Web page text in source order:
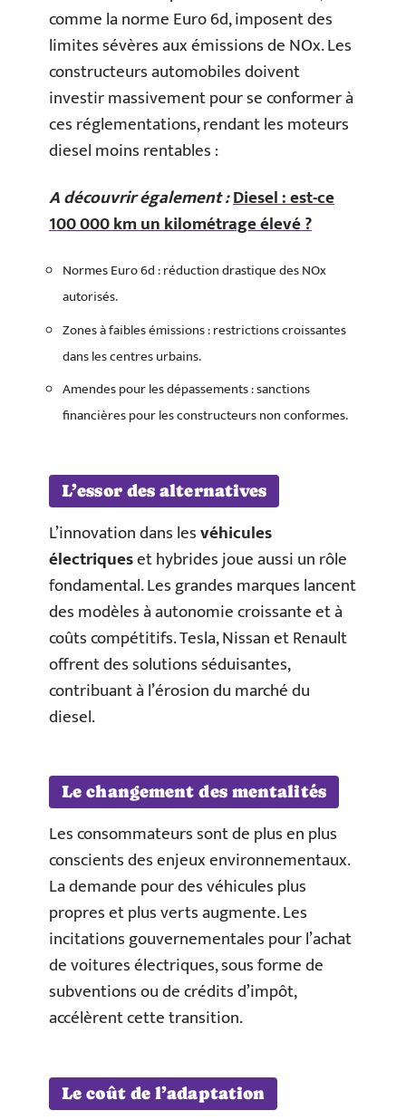
comme la norme Euro 6d, imposent des
limites sévères aux émissions de NOx. Les
constructeurs automobiles doivent
investir massivement pour se conformer à
ces réglementations, rendant les moteurs
diesel moins rentables :
A découvrir également :Diesel : est-ce
100 000 km un kilométrage élevé ?
Normes Euro 6d : réduction drastique des NOx
autorisés.
Zones à faibles émissions : restrictions croissantes
dans les centres urbains.
Amendes pour les dépassements : sanctions
financières pour les constructeurs non conformes.
L’essor des alternatives
L’innovation dans lesvéhicules
électriqueset hybrides joue aussi un rôle
fondamental. Les grandes marques lancent
des modèles à autonomie croissante et à
coûts compétitifs. Tesla, Nissan et Renault
offrent des solutions séduisantes,
contribuant à l’érosion du marché du
diesel.
Le changement des mentalités
Les consommateurs sont de plus en plus
conscients des enjeux environnementaux.
La demande pour des véhicules plus
propres et plus verts augmente. Les
incitations gouvernementales pour l’achat
de voitures électriques, sous forme de
subventions ou de crédits d’impôt,
accélèrent cette transition.
Le coût de l’adaptation